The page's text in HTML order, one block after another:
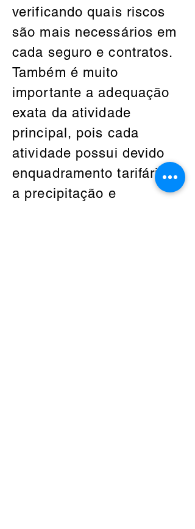
verificando quais riscos
são mais necessários em
cada seguro e contratos.
Também é muito
importante a adequação
exata da atividade
principal, pois cada
atividade possui devido
enquadramento tarifário e
a precipitação e